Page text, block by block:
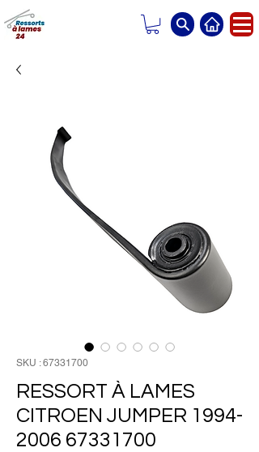
SKU : 67331700
RESSORT À LAMES
CITROEN JUMPER 1994-
2006 67331700